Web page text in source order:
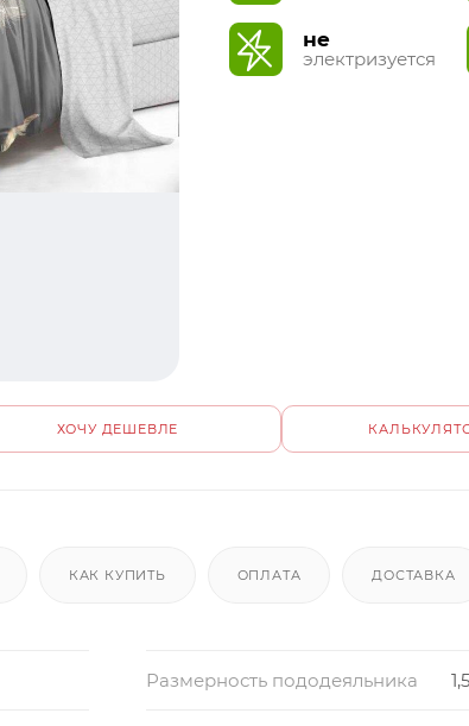
не
электризуется
ХОЧУ ДЕШЕВЛЕ
КАК КУПИТЬ ОПЛАТА ДОСТАВКА
Размерность пододеяльника